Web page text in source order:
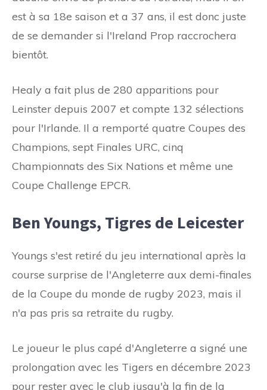
est à sa 18e saison et a 37 ans, il est donc juste
de se demander si l'Ireland Prop raccrochera
bientôt.
Healy a fait plus de 280 apparitions pour
Leinster depuis 2007 et compte 132 sélections
pour l'Irlande. Il a remporté quatre Coupes des
Champions, sept Finales URC, cinq
Championnats des Six Nations et même une
Coupe Challenge EPCR.
Ben Youngs, Tigres de Leicester
Youngs s'est retiré du jeu international après la
course surprise de l'Angleterre aux demi-finales
de la Coupe du monde de rugby 2023, mais il
n'a pas pris sa retraite du rugby.
Le joueur le plus capé d'Angleterre a signé une
prolongation avec les Tigers en décembre 2023
pour rester avec le club jusqu'à la fin de la